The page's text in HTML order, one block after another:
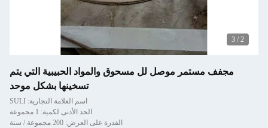
2
/
3
مجفف مستمر موصل لل مسحوق والمواد الحبيبية التي يتم
تسخينها بشكل موحد
اسم العلامة التجارية: SULI
الحد الأدنى لكمية: 1 مجموعة
القدرة على العرض: 200 مجموعة / سنة